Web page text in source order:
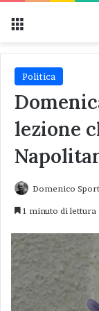
Politica
lezione
Domenico
1 minuto di lettura